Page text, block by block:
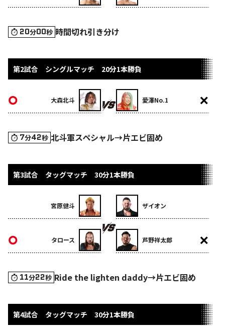
20分00秒 時間切れ引き分け
第2試合 シングルマッチ 20分1本勝負
大森北斗 愛澤No.1
7分42秒 北斗軍スペシャル→片エビ固め
第3試合 タッグマッチ 30分1本勝負
宮原健斗
タロース
ザイオン
芦野祥太郎
11分22秒 Ride the lighten daddy→片エビ固め
第4試合 タッグマッチ 30分1本勝負